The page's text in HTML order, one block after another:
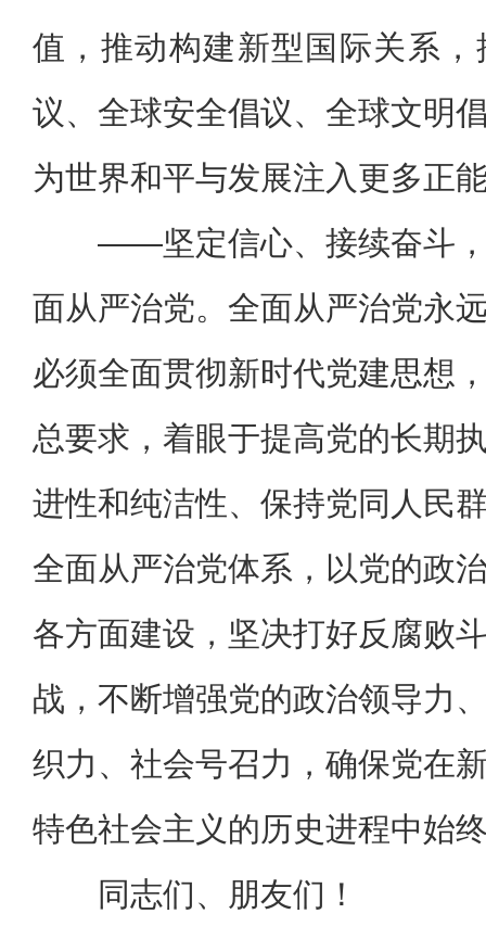
值，推动构建新型国际关系
议、全球安全倡议、全球文明
为世界和平与发展注入更多正
——坚定信心、接续奋斗
面从严治党。全面从严治党永
必须全面贯彻新时代党建思想
总要求，着眼于提高党的长期
进性和纯洁性、保持党同人民
全面从严治党体系，以党的政
各方面建设，坚决打好反腐败
战，不断增强党的政治领导力
织力、社会号召力，确保党在
特色社会主义的历史进程中始
同志们、朋友们！